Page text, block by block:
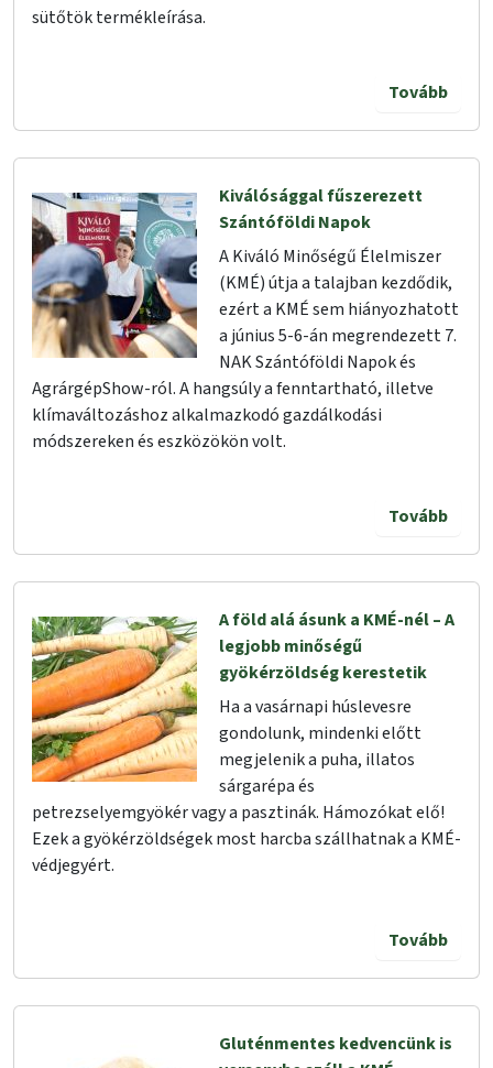
sütőtök termékleírása.
Tovább
Kiválósággal fűszerezett
Szántóföldi Napok
A Kiváló Minőségű Élelmiszer
(KMÉ) útja a talajban kezdődik,
ezért a KMÉ sem hiányozhatott
a június 5-6-án megrendezett 7.
NAK Szántóföldi Napok és
AgrárgépShow-ról. A hangsúly a fenntartható, illetve
klímaváltozáshoz alkalmazkodó gazdálkodási
módszereken és eszközökön volt.
Tovább
A föld alá ásunk a KMÉ-nél – A
legjobb minőségű
gyökérzöldség kerestetik
Ha a vasárnapi húslevesre
gondolunk, mindenki előtt
megjelenik a puha, illatos
sárgarépa és
petrezselyemgyökér vagy a pasztinák. Hámozókat elő!
Ezek a gyökérzöldségek most harcba szállhatnak a KMÉ-
védjegyért.
Tovább
Gluténmentes kedvencünk is